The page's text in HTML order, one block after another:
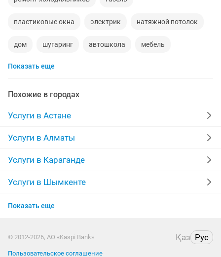
пластиковые окна электрик натяжной потолок
дом шугаринг автошкола мебель
ремонт телевизоров
установка кондиционеров
кредиты москитные сетки
ворота ремонт стиральных машин
грузоперевозки газель
реставрация мебели
Показать еще
Похожие в городах
Услуги в Астане
Услуги в Алматы
Услуги в Караганде
Услуги в Шымкенте
Услуги в Усть-Каменогорске
Услуги в Павлодаре
Показать еще
© 2012-2026, АО «Kaspi Bank» Қаз Рус
Пользовательское соглашение